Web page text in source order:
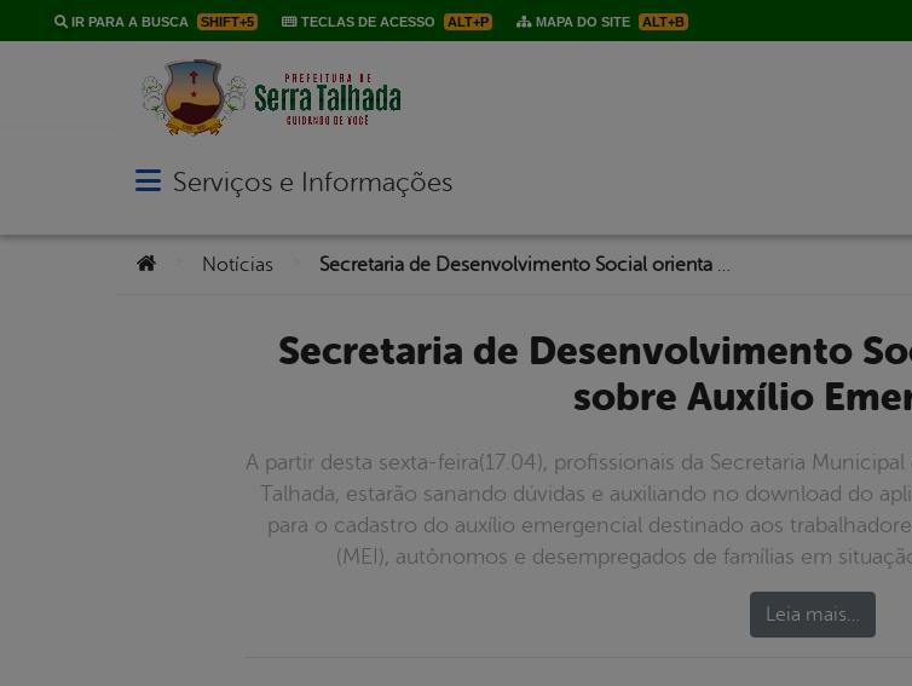
IR PARA A BUSCA SHIFT+5 TECLAS DE ACESSO ALT+P MAPA DO SITE ALT+B
Abrir menu principal de navegação
Serviços e Informações
Você está aqui:
Notícias
Secretaria de Desenvolvimento Social orienta a população
sobre Auxílio
A partir desta sexta-feira(17.04), profissionais da Secretaria
Talhada, estarão sanando dúvidas e auxiliando no download do
para o cadastro do auxílio emergencial destinado aos
(MEI), autônomos e desempregados de famílias em
Leia mais…